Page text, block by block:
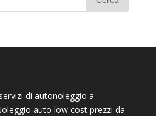
di autonoleggio a
auto low cost prezzi da